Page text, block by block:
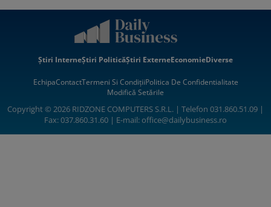
Știri InterneȘtiri PoliticăȘtiri ExterneEconomieDiverse
EchipaContactTermeni Si CondițiiPolitica De Confidentialitate
Modifică Setările
Copyright © 2026 RIDZONE COMPUTERS S.R.L. | Telefon 031.860.51.09 |
Fax: 037.860.31.60 | E-mail:office@dailybusiness.ro